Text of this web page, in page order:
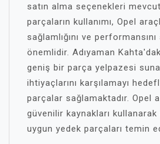
satın alma seçenekleri
parçaların kullanımı, Opel
sağlamlığını ve
önemlidir. Adıyaman
geniş bir parça yelpazesi
ihtiyaçlarını karşılamayı
parçalar sağlamaktadır. Opel
güvenilir kaynakları kullanarak
uygun yedek parçaları temin